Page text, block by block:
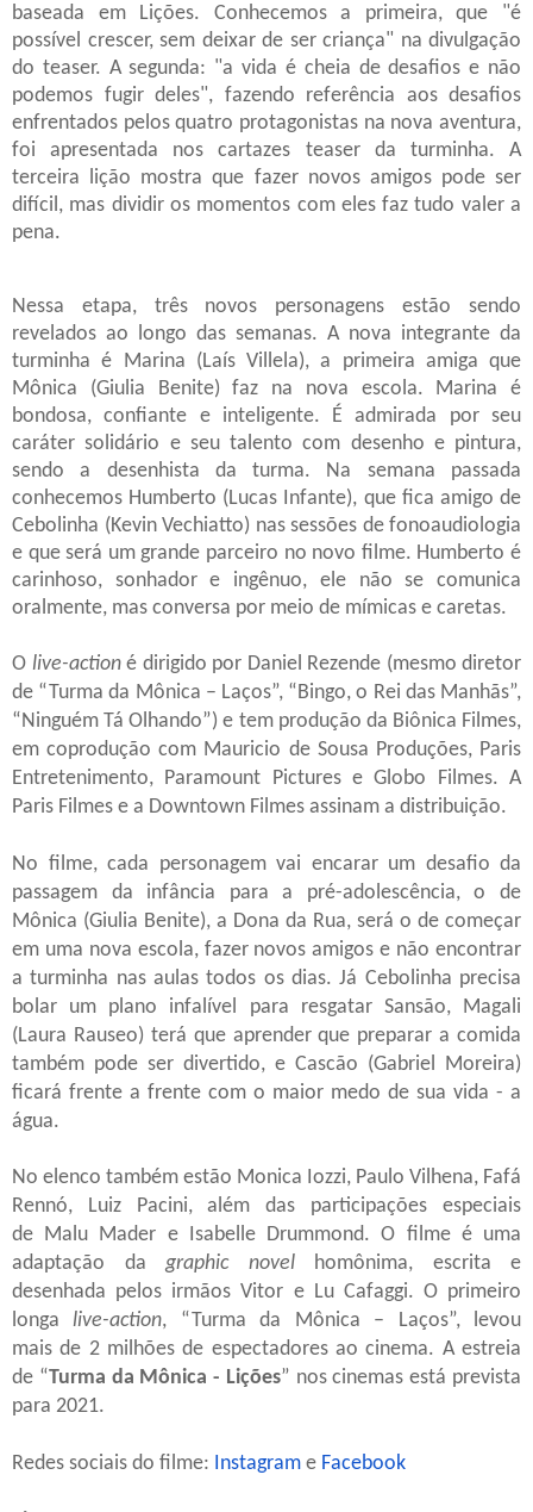
baseada em Lições. Conhecemos a primeira, que "é
possível crescer, sem deixar de ser criança" na divulgação
do teaser. A segunda: "a vida é cheia de desafios e não
podemos fugir deles", fazendo referência aos desafios
enfrentados pelos quatro protagonistas na nova aventura,
foi apresentada nos cartazes teaser da turminha. A
terceira lição mostra que fazer novos amigos pode ser
difícil, mas dividir os momentos com eles faz tudo valer a
pena.
Nessa etapa, três novos personagens estão sendo
revelados ao longo das semanas. A nova integrante da
turminha é Marina (Laís Villela), a primeira amiga que
Mônica (Giulia Benite) faz na nova escola. Marina é
bondosa, confiante e inteligente. É admirada por seu
caráter solidário e seu talento com desenho e pintura,
sendo a desenhista da turma. Na semana passada
conhecemos Humberto (Lucas Infante), que fica amigo de
Cebolinha (Kevin Vechiatto) nas sessões de fonoaudiologia
e que será um grande parceiro no novo filme. Humberto é
carinhoso, sonhador e ingênuo, ele não se comunica
oralmente, mas conversa por meio de mímicas e caretas.
O live-actioné dirigido por Daniel Rezende (mesmo diretor
de “Turma da Mônica – Laços”, “Bingo, o Rei das Manhãs”,
“Ninguém Tá Olhando”) e tem produção da Biônica Filmes,
em coprodução com Mauricio de Sousa Produções, Paris
Entretenimento, Paramount Pictures e Globo Filmes. A
Paris Filmes e a Downtown Filmes assinam a distribuição.
No filme, cada personagem vai encarar um desafio da
passagem da infância para a pré-adolescência, o de
Mônica (Giulia Benite), a Dona da Rua, será o de começar
em uma nova escola, fazer novos amigos e não encontrar
a turminha nas aulas todos os dias. Já Cebolinha precisa
bolar um plano infalível para resgatar Sansão, Magali
(Laura Rauseo) terá que aprender que preparar a comida
também pode ser divertido, e Cascão (Gabriel Moreira)
ficará frente a frente com o maior medo de sua vida - a
água.
No elenco também estão Monica Iozzi, Paulo Vilhena, Fafá
Rennó, Luiz Pacini, além das participações especiais
de Malu Mader e Isabelle Drummond. O filme é uma
adaptação da graphic novelhomônima, escrita e
desenhada pelos irmãos Vitor e Lu Cafaggi. O primeiro
longalive-action, “Turma da Mônica – Laços”, levou
mais de 2 milhões de espectadores ao cinema. A estreia
de “Turma da Mônica - Lições” nos cinemas está prevista
para 2021.
Redes sociais do filme: Instagram e Facebook